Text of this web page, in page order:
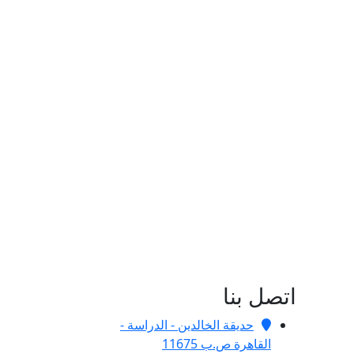
اتصل بنا
حديقة الخالدين - الدراسة -
القاهرة ص.ب 11675